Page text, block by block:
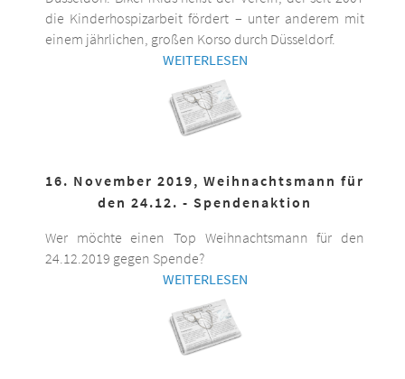
die Kinderhospizarbeit fördert – unter anderem mit
einem jährlichen, großen Korso durch Düsseldorf.
WEITERLESEN
16. November 2019, Weihnachtsmann für
den 24.12. - Spendenaktion
Wer möchte einen Top Weihnachtsmann für den
24.12.2019 gegen Spende?
WEITERLESEN